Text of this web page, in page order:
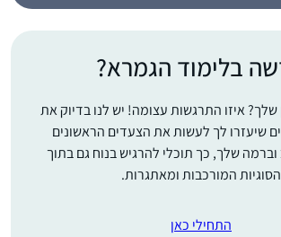
בלימוד הגמרא?
איזו התרגשות עצומה! יש לנו בדיוק את
שיעזרו לך לעשות את הצעדים הראשונים
שלך, כך תוכלי להרגיש בנוח גם בתוך
הסוגיות המורכבות ומאתגרות.
התחילי כאן